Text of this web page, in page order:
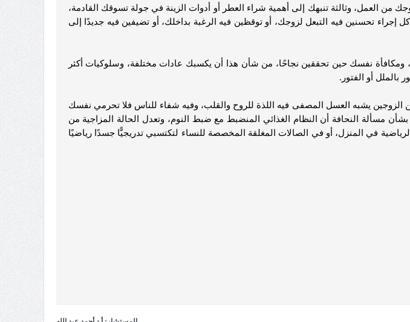
وثالثة تنبهك إلى أهمية شراء العطر أو أدوات الزينة في جولة تسوقك القادمة،
تحسنين فيه التبعل لزوجك، أو توقظين فيه الرغبة بداخلك، أو تضيفين فيه جديدًا إلى
ومكافأة نفسك حين تحققين نجاحًا، من شأن هذا أن يكسبك عادات مختلفة، وسلوكيات أكثر
بالملل أو الفتور.
الزوجين يشبه العسل المصفى فيه اللذة للروح والقلب، وفيه شفاء للناس فلا تحرمي نفسك
مسألة النحافة أن النظام الغذائي المنضبط مع ضبط النوم، وتعدل الحالة المزاجية من
في المنزل، أو في الصالات المغلقة المخصصة للنساء لتكتسبي تدريجيًّا جسدًا رياضيًا